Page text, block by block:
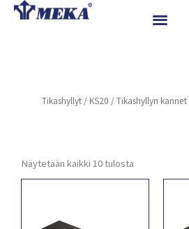
Siirry
Referenssit
Yhteystiedot
Tikashyllyt / KS20 /Tikashyllyn kannet
Näytetään kaikki 10 tulosta